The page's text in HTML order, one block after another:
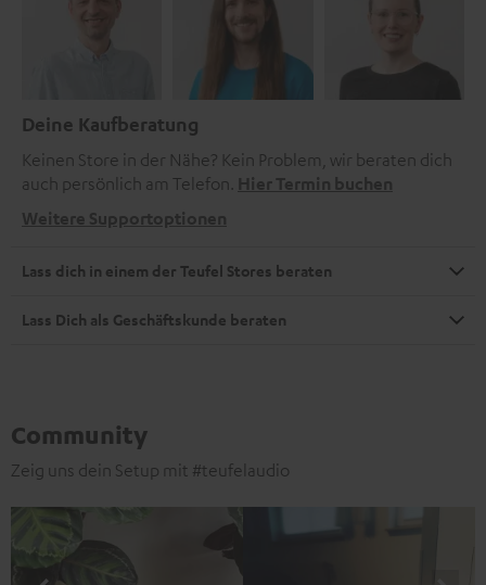
Deine Kaufberatung
Keinen Store in der Nähe? Kein Problem, wir beraten dich
auch persönlich am Telefon. Hier Termin buchen
Weitere Supportoptionen
Lass dich in einem der Teufel Stores beraten
Lass Dich als Geschäftskunde beraten
Community
Zeig uns dein Setup mit #teufelaudio